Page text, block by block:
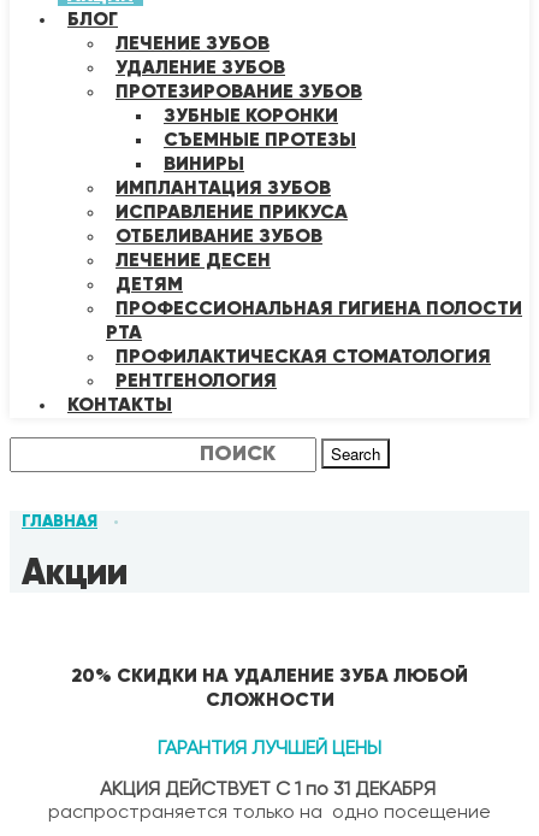
БЛОГ
ЛЕЧЕНИЕ ЗУБОВ
УДАЛЕНИЕ ЗУБОВ
ПРОТЕЗИРОВАНИЕ ЗУБОВ
ЗУБНЫЕ КОРОНКИ
СЪЕМНЫЕ ПРОТЕЗЫ
ВИНИРЫ
ИМПЛАНТАЦИЯ ЗУБОВ
ИСПРАВЛЕНИЕ ПРИКУСА
ОТБЕЛИВАНИЕ ЗУБОВ
ЛЕЧЕНИЕ ДЕСЕН
ДЕТЯМ
ПРОФЕССИОНАЛЬНАЯ ГИГИЕНА ПОЛОСТИ
РТА
ПРОФИЛАКТИЧЕСКАЯ СТОМАТОЛОГИЯ
РЕНТГЕНОЛОГИЯ
КОНТАКТЫ
Search
ГЛАВНАЯ •
Акции
20% СКИДКИ НА УДАЛЕНИЕ ЗУБА ЛЮБОЙ
СЛОЖНОСТИ
ГАРАНТИЯ ЛУЧШЕЙ ЦЕНЫ
АКЦИЯ ДЕЙСТВУЕТ С 1 по 31 ДЕКАБРЯ
распространяется только на одно посещение